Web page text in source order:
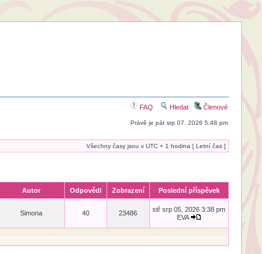
FAQ Hledat Členové
Právě je pát srp 07, 2026 5:48 pm
Všechny časy jsou v UTC + 1 hodina [ Letní čas ]
Autor Odpovědi Zobrazení Poslední příspěvek
Simona 40 23486
stř srp 05, 2026 3:38 pm
EVA